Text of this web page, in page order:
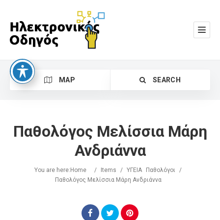
MAP SEARCH
Search
Παθολόγος Μελίσσια Μάρη
Ανδριάννα
You are here: Home / Items / ΥΓΕΙΑ Παθολόγοι
/
Παθολόγος Μελίσσια Μάρη Ανδριάννα